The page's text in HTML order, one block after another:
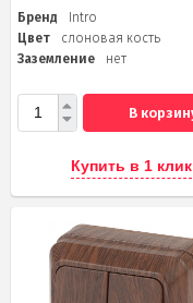
Бренд
Intro
Цвет
слоновая кость
Заземление
нет
В
Купить в 1 клик